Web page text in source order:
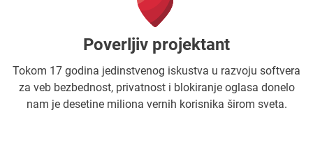
Poverljiv projektant
Tokom 17 godina jedinstvenog iskustva u razvoju softvera
za veb bezbednost, privatnost i blokiranje oglasa donelo
nam je desetine miliona vernih korisnika širom sveta.